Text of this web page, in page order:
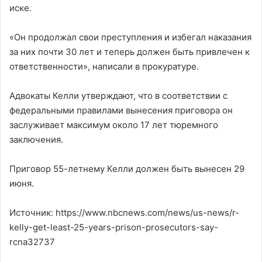
иске.
«Он продолжал свои преступления и избегал наказания
за них почти 30 лет и теперь должен быть привлечен к
ответственности», написали в прокуратуре.
Адвокаты Келли утверждают, что в соответствии с
федеральными правилами вынесения приговора он
заслуживает максимум около 17 лет тюремного
заключения.
Приговор 55-летнему Келли должен быть вынесен 29
июня.
Источник: https://www.nbcnews.com/news/us-news/r-
kelly-get-least-25-years-prison-prosecutors-say-
rcna32737